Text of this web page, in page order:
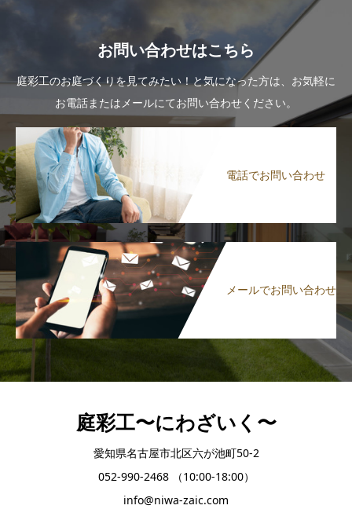
お問い合わせはこちら
庭彩工のお庭づくりを見てみたい！と気になった方は、お気軽に
お電話またはメールにてお問い合わせください。
電話でお問い合わせ
メールでお問い合わせ
庭彩工〜にわざいく〜
愛知県名古屋市北区六が池町50-2
052-990-2468 （10:00-18:00）
info@niwa-zaic.com